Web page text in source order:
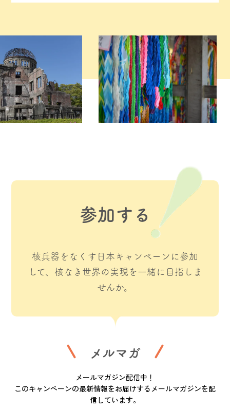
参加する
核兵器をなくす日本キャンペーンに参加
して、核なき世界の実現を一緒に目指しま
せんか。
メルマガ
メールマガジン配信中！
このキャンペーンの最新情報をお届けするメールマガジンを配
信しています。